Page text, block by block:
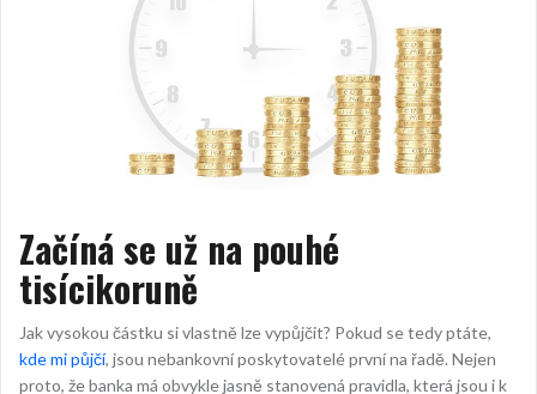
Začíná se už na pouhé
tisícikoruně
Jak vysokou částku si vlastně lze vypůjčit? Pokud se tedy ptáte,
kde mi půjčí, jsou nebankovní poskytovatelé první na řadě. Nejen
proto, že banka má obvykle jasně stanovená pravidla, která jsou i k